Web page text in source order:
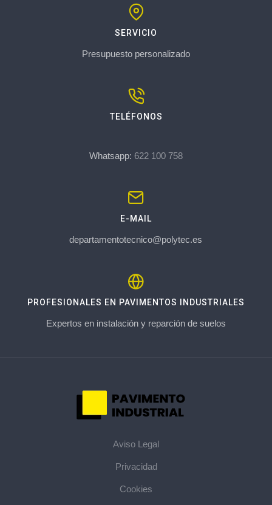
SERVICIO
Presupuesto personalizado
TELÉFONOS
Whatsapp: 622 100 758
E-MAIL
departamentotecnico@polytec.es
PROFESIONALES EN PAVIMENTOS INDUSTRIALES
Expertos en instalación y reparción de suelos
Aviso Legal
Privacidad
Cookies